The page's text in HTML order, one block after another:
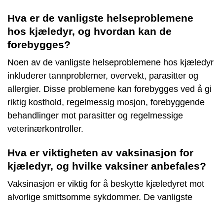
Hva er de vanligste helseproblemene
hos kjæledyr, og hvordan kan de
forebygges?
Noen av de vanligste helseproblemene hos kjæledyr
inkluderer tannproblemer, overvekt, parasitter og
allergier. Disse problemene kan forebygges ved å gi
riktig kosthold, regelmessig mosjon, forebyggende
behandlinger mot parasitter og regelmessige
veterinærkontroller.
Hva er viktigheten av vaksinasjon for
kjæledyr, og hvilke vaksiner anbefales?
Vaksinasjon er viktig for å beskytte kjæledyret mot
alvorlige smittsomme sykdommer. De vanligste